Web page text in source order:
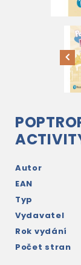
Autor
EAN
Typ
Vydavatel
Rok vydání
Počet stran